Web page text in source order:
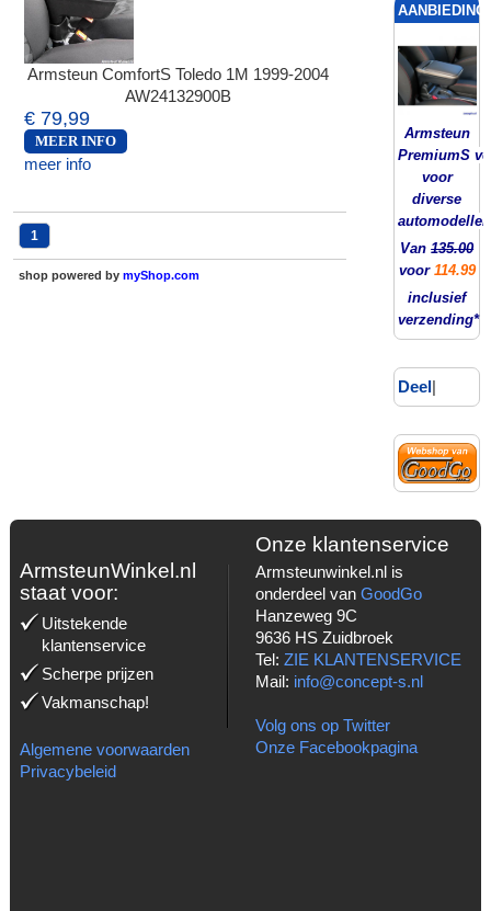
Armsteun ComfortS Toledo 1M 1999-2004
AW24132900B
€ 79,99
MEER INFO
meer info
1
shop powered by myShop.com
Armsteun
PremiumS
voor
diverse
automodellen
Van135.00
voor 114.99
inclusief
verzending*
Deel|
ArmsteunWinkel.nl
staat voor:
Uitstekende
klantenservice
Scherpe prijzen
Vakmanschap!
Algemene voorwaarden
Privacybeleid
Onze klantenservice
Armsteunwinkel.nl is
onderdeel van GoodGo
Hanzeweg 9C
9636 HS Zuidbroek
Tel: ZIE KLANTENSERVICE
Mail: info@concept-s.nl
Volg ons op Twitter
Onze Facebookpagina